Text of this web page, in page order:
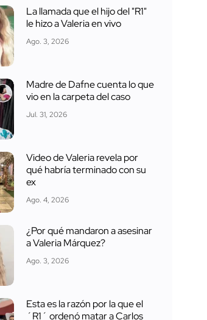
La llamada que el hijo del "R1"
le hizo a Valeria en vivo
Ago. 3, 2026
Madre de Dafne cuenta lo que
vio en la carpeta del caso
Jul. 31, 2026
Video de Valeria revela por
qué habría terminado con su
ex
Ago. 4, 2026
¿Por qué mandaron a asesinar
a Valeria Márquez?
Ago. 3, 2026
Esta es la razón por la que el
´R1´ ordenó matar a Carlos